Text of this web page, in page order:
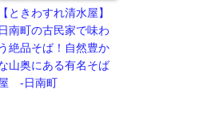
【ときわすれ清水屋】
日南町の古民家で味わ
う絶品そば！自然豊か
山奥にある有名そば
-日南町